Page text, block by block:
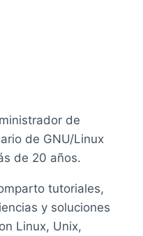
de
de GNU/Linux
de 20 años.
tutoriales,
y soluciones
Linux, Unix,